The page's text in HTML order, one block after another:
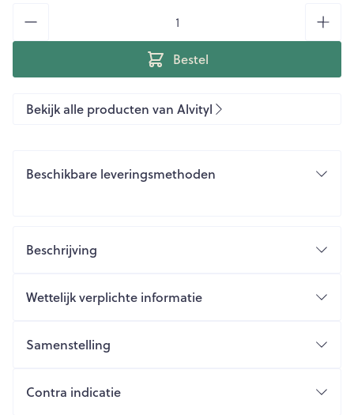
Bestel
Bekijk alle producten van Alvityl
Beschikbare leveringsmethoden
Beschrijving
Wettelijk verplichte informatie
Samenstelling
Contra indicatie